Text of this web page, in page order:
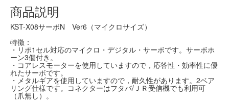
商品説明
KST-X08サーボN Ver6（マイクロサイズ）
特徴：
・リポ1セル対応のマイクロ・デジタル・サーボです。サーボホ
ーン3個付き。
・コアレスモーターを使用していますので，応答性・効率性に優
れたサーボです。
・メタルギアを使用していますので，耐久性があります。2ベア
リング仕様です。コネクターはフタバ/ＪＲ受信機でも利用可
（爪無し）。